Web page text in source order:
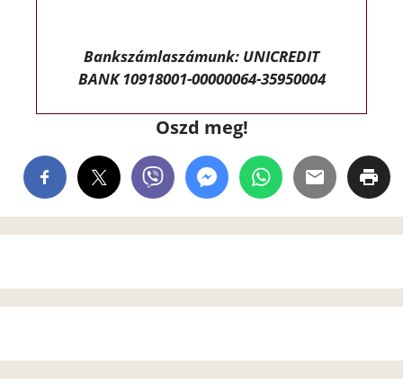
Bankszámlaszámunk: UNICREDIT
BANK 10918001-00000064-35950004
Oszd meg!